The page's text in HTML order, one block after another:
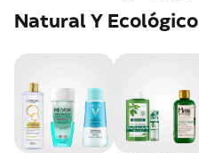
Natural Y Ecológico